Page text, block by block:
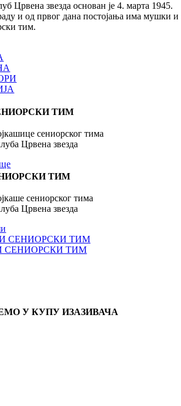
Црвена звезда основан је 4. марта 1945.
и од првог дана постојања има мушки и
тим.
ТИМ
сениорског тима
Црвена звезда
ТИМ
сениорског тима
Црвена звезда
СЕНИОРСКИ ТИМ
ТИМ
У КУПУ ИЗАЗИВАЧА